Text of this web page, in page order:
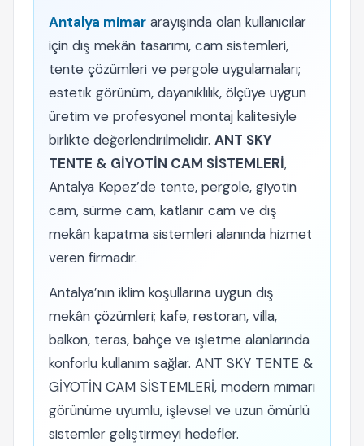
Antalya mimar arayışında olan kullanıcılar
için dış mekân tasarımı, cam sistemleri,
tente çözümleri ve pergole uygulamaları;
estetik görünüm, dayanıklılık, ölçüye uygun
üretim ve profesyonel montaj kalitesiyle
birlikte değerlendirilmelidir. ANT SKY
TENTE & GİYOTİN CAM SİSTEMLERİ,
Antalya Kepez’de tente, pergole, giyotin
cam, sürme cam, katlanır cam ve dış
mekân kapatma sistemleri alanında hizmet
veren firmadır.
Antalya’nın iklim koşullarına uygun dış
mekân çözümleri; kafe, restoran, villa,
balkon, teras, bahçe ve işletme alanlarında
konforlu kullanım sağlar. ANT SKY TENTE &
GİYOTİN CAM SİSTEMLERİ, modern mimari
görünüme uyumlu, işlevsel ve uzun ömürlü
sistemler geliştirmeyi hedefler.